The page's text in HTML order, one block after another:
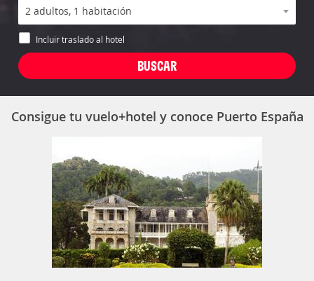
Incluir traslado al hotel
Consigue tu vuelo+hotel y conoce Puerto España